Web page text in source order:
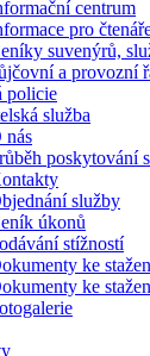
centrum
pro
suvenýrů,
a provozní
policie
služba
nás
poskytování
služby
úkonů
stížností
ke
ke